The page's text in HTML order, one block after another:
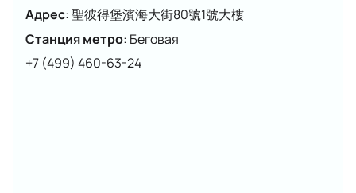
Адрес:聖彼得堡濱海大街80號1號大樓
Станция метро: Беговая
+7 (499) 460-63-24